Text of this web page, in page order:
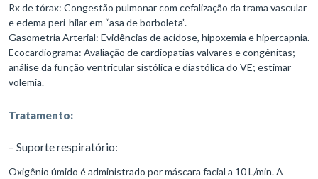
Rx de tórax: Congestão pulmonar com cefalização da trama vascular
e edema peri-hilar em “asa de borboleta”.
Gasometria Arterial: Evidências de acidose, hipoxemia e hipercapnia.
Ecocardiograma: Avaliação de cardiopatias valvares e congênitas;
análise da função ventricular sistólica e diastólica do VE; estimar
volemia.
Tratamento:
– Suporte respiratório:
Oxigênio úmido é administrado por máscara facial a 10 L/min. A